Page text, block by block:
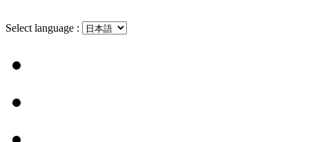
Select language :